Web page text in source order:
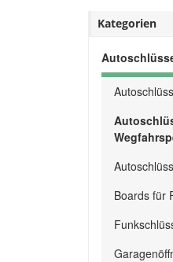
Kategorien
Boards für